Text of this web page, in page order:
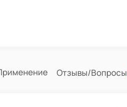
Отзывы/Вопросы